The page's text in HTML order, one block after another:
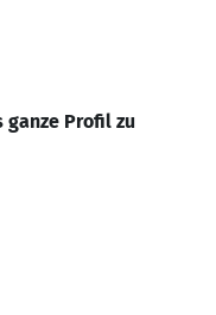
ganze Profil zu